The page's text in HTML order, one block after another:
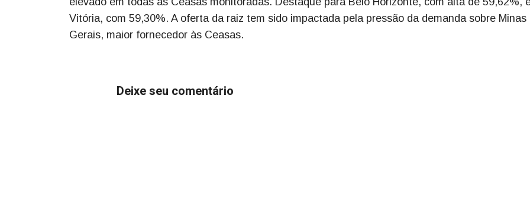
Vitória, com 59,30%. A oferta da raiz tem sido impactada pela pressão da demanda sobre Minas
Gerais, maior fornecedor às Ceasas.
Deixe seu comentário